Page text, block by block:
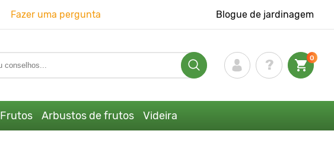
Fazer uma pergunta Blogue de jardinagem
0
Frutos Arbustos de frutos Videira